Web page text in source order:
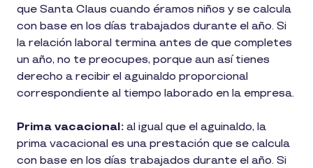
que Santa Claus cuando éramos niños y se calcula
con base en los días trabajados durante el año. Si
la relación laboral termina antes de que completes
un año, no te preocupes, porque aun así tienes
derecho a recibir el aguinaldo proporcional
correspondiente al tiempo laborado en la empresa.
Prima vacacional: al igual que el aguinaldo, la
prima vacacional es una prestación que se calcula
con base en los días trabajados durante el año. Si